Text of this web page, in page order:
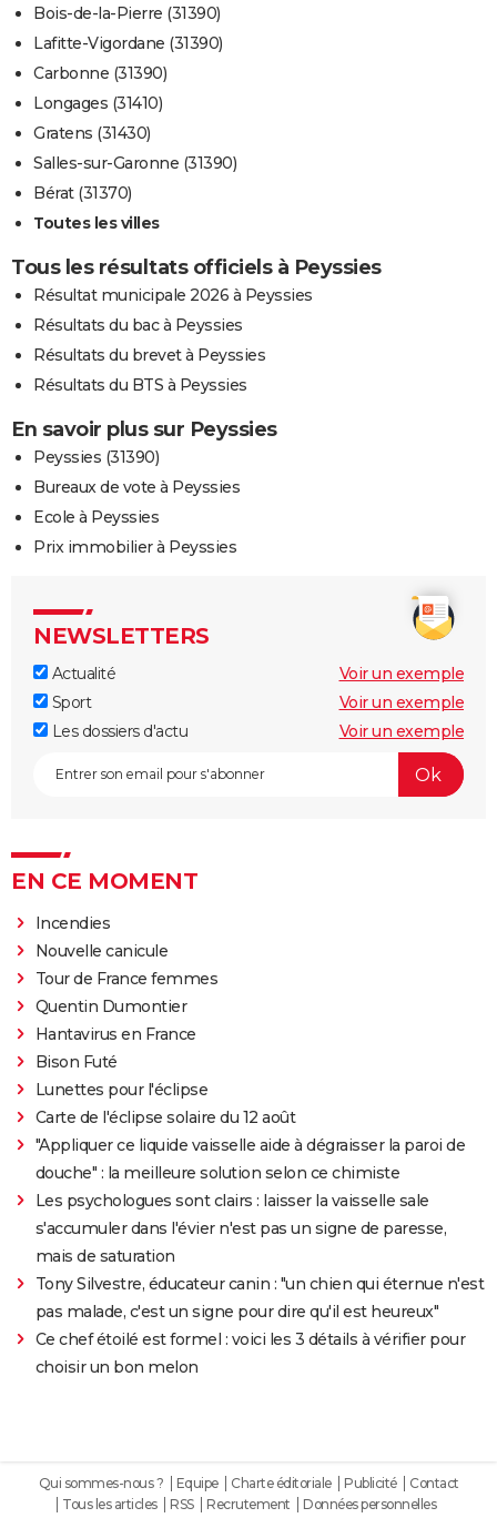
Bois-de-la-Pierre (31390)
Lafitte-Vigordane (31390)
Carbonne (31390)
Longages (31410)
Gratens (31430)
Salles-sur-Garonne (31390)
Bérat (31370)
Toutes les villes
Tous les résultats officiels à Peyssies
Résultat municipale 2026 à Peyssies
Résultats du bac à Peyssies
Résultats du brevet à Peyssies
Résultats du BTS à Peyssies
En savoir plus sur Peyssies
Peyssies (31390)
Bureaux de vote à Peyssies
Ecole à Peyssies
Prix immobilier à Peyssies
NEWSLETTERS
Actualité
Voir un exemple
Sport
Voir un exemple
Les dossiers d'actu
Voir un exemple
EN CE MOMENT
Incendies
Nouvelle canicule
Tour de France femmes
Quentin Dumontier
Hantavirus en France
Bison Futé
Lunettes pour l'éclipse
Carte de l'éclipse solaire du 12 août
"Appliquer ce liquide vaisselle aide à dégraisser la paroi de
douche" : la meilleure solution selon ce chimiste
Les psychologues sont clairs : laisser la vaisselle sale
s'accumuler dans l'évier n'est pas un signe de paresse,
mais de saturation
Tony Silvestre, éducateur canin : "un chien qui éternue n'est
pas malade, c'est un signe pour dire qu'il est heureux"
Ce chef étoilé est formel : voici les 3 détails à vérifier pour
choisir un bon melon
Qui sommes-nous ? Equipe Charte éditoriale Publicité
Contact
Tous les articles
RSS Recrutement
Données personnelles